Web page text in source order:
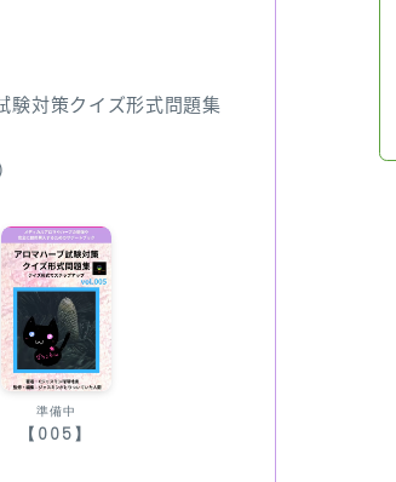
験対策クイズ形式問題集
準備中
【005】